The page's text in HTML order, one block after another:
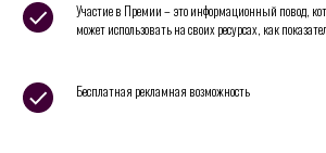
Участие в Премии – это информационный повод,
может использовать на своих ресурсах, как
Бесплатная рекламная возможность